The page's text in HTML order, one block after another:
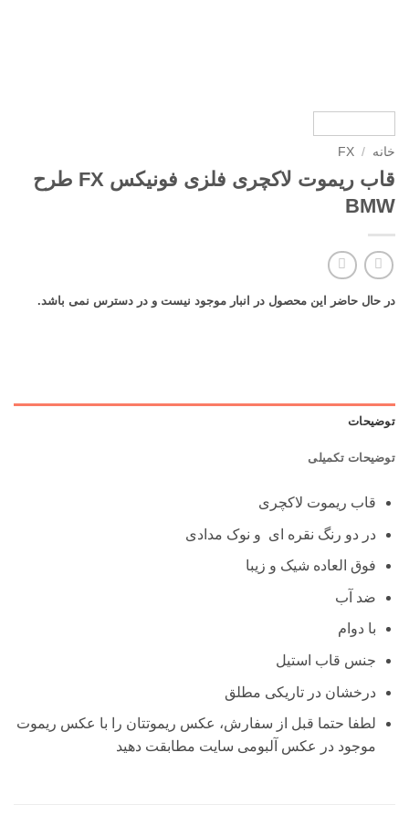
خانه /
FX
قاب ریموت لاکچری فلزی فونیکس FX طرح
BMW
در حال حاضر این محصول در انبار موجود نیست و در دسترس نمی باشد.
توضیحات
توضیحات تکمیلی
قاب ریموت لاکچری
در دو رنگ نقره ای و نوک مدادی
فوق العاده شیک و زیبا
ضد آب
با دوام
جنس قاب استیل
درخشان در تاریکی مطلق
لطفا حتما قبل از سفارش، عکس ریموتتان را با عکس ریموت
موجود در عکس آلبومی سایت مطابقت دهید